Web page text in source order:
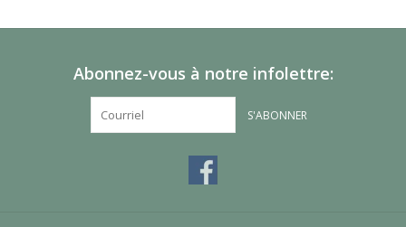
Abonnez-vous à notre infolettre:
S'ABONNER